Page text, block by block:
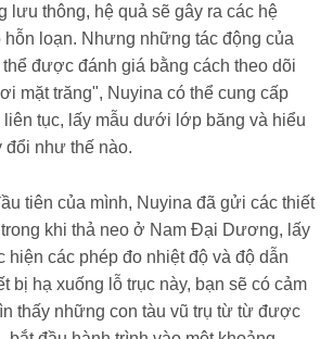
lưu thông, hệ quả sẽ gây ra các hệ
hỗn loạn. Nhưng những tác động của
được đánh giá bằng cách theo dõi
mặt trăng", Nuyina có thể cung cấp
liên tục, lấy mẫu dưới lớp băng và hiểu
đổi như thế nào.
tiên của mình, Nuyina đã gửi các thiết
khi thả neo ở Nam Đại Dương, lấy
hiện các phép đo nhiệt độ và độ dẫn
bị hạ xuống lỗ trục này, bạn sẽ có cảm
thấy những con tàu vũ trụ từ từ được